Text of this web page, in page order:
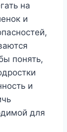
на
и
понять,
и
для